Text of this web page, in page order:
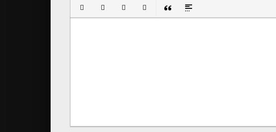
ПОЛУЖИРНЫЙ
КУРСИВПОДЧЕРКНУТЫЙ
ЗАЧЕРКНУТЫЙ
ВСТАВКА ЦИТАТЫ
ВСТАВКА СПОЙЛЕРА